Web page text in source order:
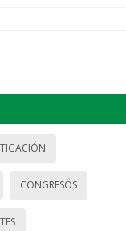
CONGRESOS